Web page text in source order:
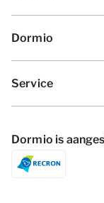
Dormio
Service
Dormio is